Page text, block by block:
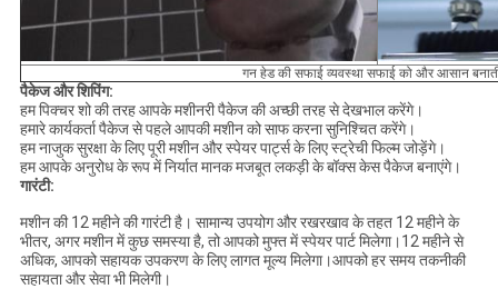
गन हेड की सफाई व्यवस्था सफाई को और आसान
पैकेज और शिपिंग:
हम पिक्चर शो की तरह आपके मशीनरी पैकेज की अच्छी तरह से देखभाल करेंगे।
हमारे कार्यकर्ता पैकेज से पहले आपकी मशीन को साफ करना सुनिश्चित करेंगे।
हम नाजुक सुरक्षा के लिए पूरी मशीन और स्पेयर पार्ट्स के लिए स्ट्रेची फिल्म जोड़ेंगे।
हम आपके अनुरोध के रूप में निर्यात मानक मजबूत लकड़ी के बॉक्स केस पैकेज बनाएंगे।
गारंटी:
मशीन की 12 महीने की गारंटी है। सामान्य उपयोग और रखरखाव के तहत 12 महीने के
भीतर, अगर मशीन में कुछ समस्या है, तो आपको मुफ्त में स्पेयर पार्ट मिलेगा।12 महीने से
अधिक, आपको सहायक उपकरण के लिए लागत मूल्य मिलेगा।आपको हर समय तकनीकी
सहायता और सेवा भी मिलेगी।